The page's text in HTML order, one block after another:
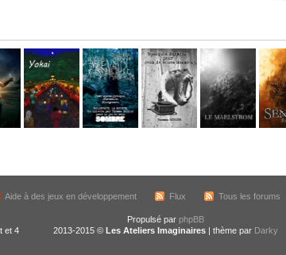
Aide à des jeux en développement Flux Tous les forums
et 4
Propulsé par phpBB
2013-2015 © Les Ateliers Imaginaires | thème par Darky